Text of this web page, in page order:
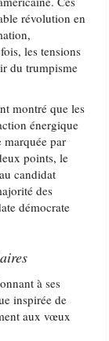
révolution en
les tensions
du trumpisme
montré que les
énergique
marquée par
points, le
candidat
des
démocrate
à ses
inspirée de
aux vœux